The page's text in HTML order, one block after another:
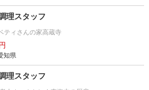
理スタッフ
ティさんの家高蔵寺
知県
理スタッフ